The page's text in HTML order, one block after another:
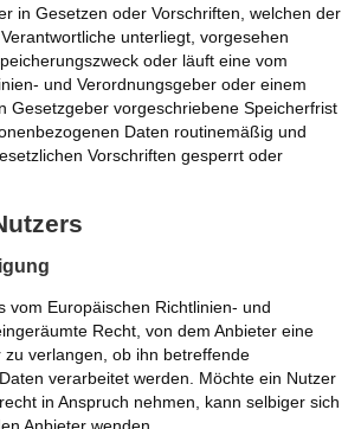
in Gesetzen oder Vorschriften, welchen der
unterliegt, vorgesehen
oder läuft eine vom
und Verordnungsgeber oder einem
Gesetzgeber vorgeschriebene Speicherfrist
Daten routinemäßig und
Vorschriften gesperrt oder
vom Europäischen Richtlinien- und
Recht, von dem Anbieter eine
zu verlangen, ob ihn betreffende
verarbeitet werden. Möchte ein Nutzer
in Anspruch nehmen, kann selbiger sich